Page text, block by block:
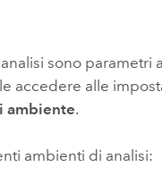
sono parametri
accedere alle
ambiente.
ambienti di analisi: